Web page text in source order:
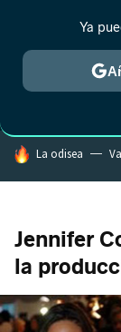
MENÚ
HOY SE HABLA
La odisea
Jennifer
la
Ya